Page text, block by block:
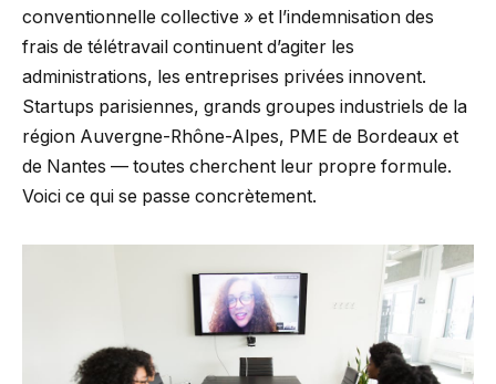
conventionnelle collective » et l’indemnisation des
frais de télétravail continuent d’agiter les
administrations, les entreprises privées innovent.
Startups parisiennes, grands groupes industriels de la
région Auvergne-Rhône-Alpes, PME de Bordeaux et
de Nantes — toutes cherchent leur propre formule.
Voici ce qui se passe concrètement.